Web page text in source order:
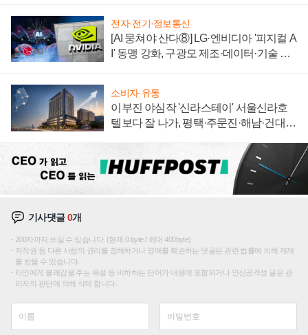
전자·전기·정보통신
[AI 뭉쳐야 산다⑧] LG·엔비디아 '피지컬 A
I' 동맹 강화, 구광모 제조·데이터·기술 결
소비자·유통
이부진 야심작 '신라스테이' 서울신라호
텔보다 잘 나가, 평택·주문진·해남·건대로
기사댓글0개
200자까지 쓰실 수 있습니다. (현재 0 byte / 최대 400byte)
저작권 등 다른 사람의 권리를 침해하거나 명예를 훼손하는 댓글은 관련 법률에 의해 제재
를 받을 수 있습니다.
타인에게 불쾌감을 주는 욕설 등 비하하는 단어가 내용에 포함되거나 인신공격성 글은 관
리자의 판단에 의해 삭제 합니다.